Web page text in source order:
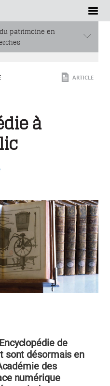
patrimoine en
ARTICLE
à
de
sont désormais en
des
numérique